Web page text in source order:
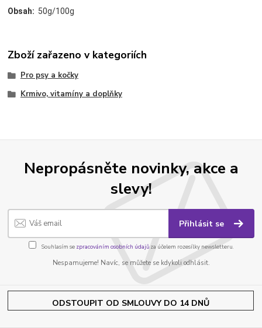
Obsah: 50g/100g
Zboží zařazeno v kategoriích
Pro psy a kočky
Krmivo, vitamíny a doplňky
Nepropásněte novinky, akce a
slevy!
Přihlásit se
Souhlasím se zpracováním osobních údajůza účelem rozesílky newsletteru.
Nespamujeme! Navíc, se můžete se kdykoli odhlásit.
ODSTOUPIT OD SMLOUVY DO 14 DNŮ